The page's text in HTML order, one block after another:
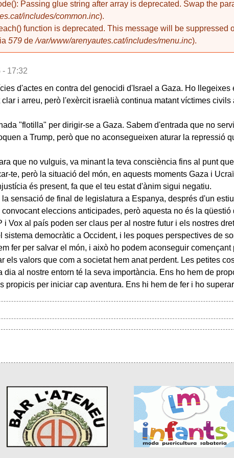
Passing glue string after array is deprecated. Swap the
includes/common.inc).
function is deprecated. This message will be suppressed
579 de/var/www/arenyautes.cat/includes/menu.inc).
- 17:32
d'actes en contra del genocidi d'Israel a Gaza. Ho llegeixes
i arreu, però l'exèrcit israelià continua matant víctimes
"flotilla" per dirigir-se a Gaza. Sabem d'entrada que no
a Trump, però que no aconsegueixen aturar la repressió
que no vulguis, va minant la teva consciència fins al punt
te, però la situació del món, en aquests moments Gaza i
és present, fa que el teu estat d'ànim sigui negatiu.
sensació de final de legislatura a Espanya, després d'un
eleccions anticipades, però aquesta no és la
Vox al país poden ser claus per al nostre futur i els nostres
democràtic a Occident, i les poques perspectives de
fer per salvar el món, i això ho podem aconseguir
els valors que com a societat hem anat perdent. Les petites
al nostre entorn té la seva importància. Ens ho hem de
propicis per iniciar cap aventura. Ens hi hem de fer i ho